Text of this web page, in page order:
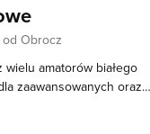
od Obrocz
amatorów białego
zaawansowanych oraz